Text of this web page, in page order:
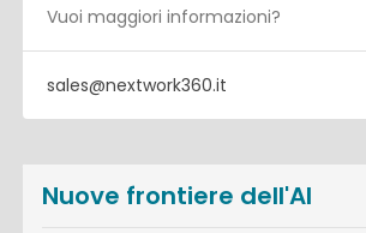
Vuoi maggiori informazioni?
sales@nextwork360.it
Nuove frontiere dell'AI